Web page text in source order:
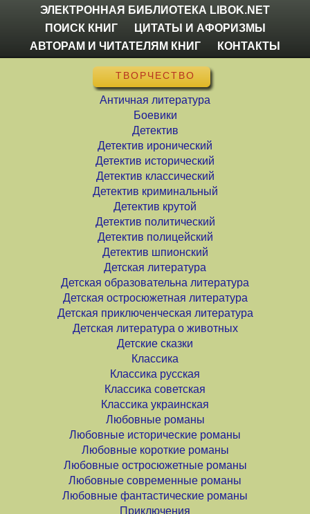
ЭЛЕКТРОННАЯ БИБЛИОТЕКА LIBOK.NET
ПОИСК КНИГ
ЦИТАТЫ И АФОРИЗМЫ
АВТОРАМ И ЧИТАТЕЛЯМ КНИГ
КОНТАКТЫ
ТВОРЧЕСТВО
Античная литература
Боевики
Детектив
Детектив иронический
Детектив исторический
Детектив классический
Детектив криминальный
Детектив крутой
Детектив политический
Детектив полицейский
Детектив шпионский
Детская литература
Детская образовательна литература
Детская остросюжетная литература
Детская приключенческая литература
Детская литература о животных
Детские сказки
Классика
Классика русская
Классика советская
Классика украинская
Любовные романы
Любовные исторические романы
Любовные короткие романы
Любовные остросюжетные романы
Любовные современные романы
Любовные фантастические романы
Приключения